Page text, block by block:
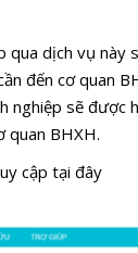
qua dịch vụ
đến cơ quan
nghiệp sẽ được
quan BHXH.
cập tại đây